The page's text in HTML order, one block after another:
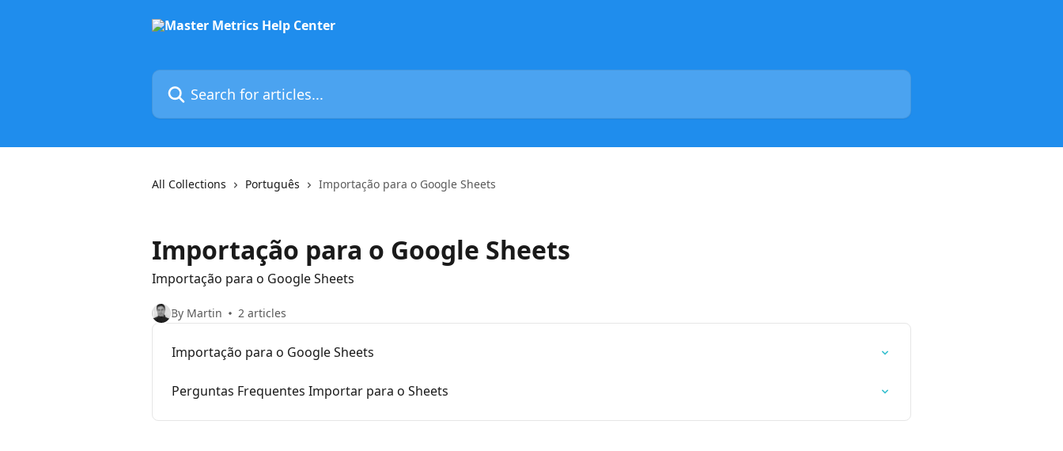
Search for articles...
All Collections Português Importação para o Google Sheets
Importação para o Google Sheets
Importação para o Google Sheets
By Martin 2 articles
Importação para o Google Sheets
Perguntas Frequentes Importar para o Sheets